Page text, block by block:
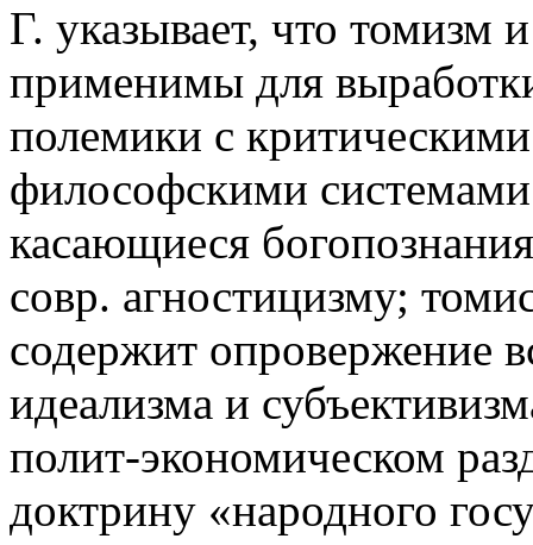
Г. указывает, что томизм
применимы для
полемики с
философскими
касающиеся
совр. агностицизму;
содержит опровержение
идеализма и
полит-экономическом
доктрину «народного